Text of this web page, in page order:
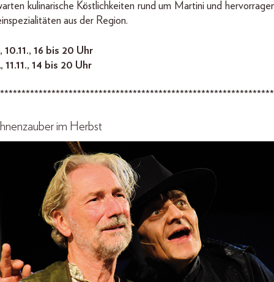
kulinarische Köstlichkeiten rund um Martini und
aus der Region.
10.11., 16 bis 20 Uhr
11.11., 14 bis 20 Uhr
im Herbst